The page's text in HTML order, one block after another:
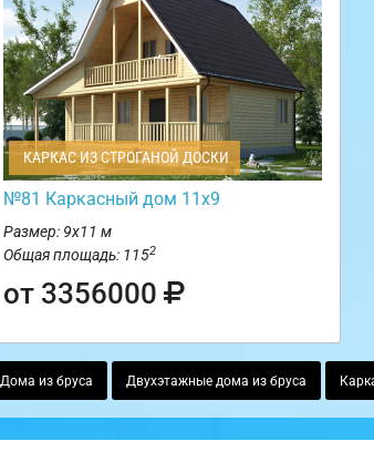
КАРКАС ИЗ СТРОГАНОЙ ДОСКИ
№81 Каркасный дом 11х9
Размер: 9х11 м
Общая площадь: 1152
от 3356000
Дома из бруса Двухэтажные дома из бруса